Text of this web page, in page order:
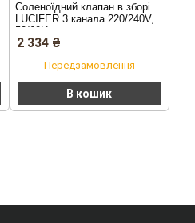
Соленоїдний клапан в зборі
LUCIFER 3 канала 220/240V,
50/60Hz
2 334 ₴
Передзамовлення
В кошик